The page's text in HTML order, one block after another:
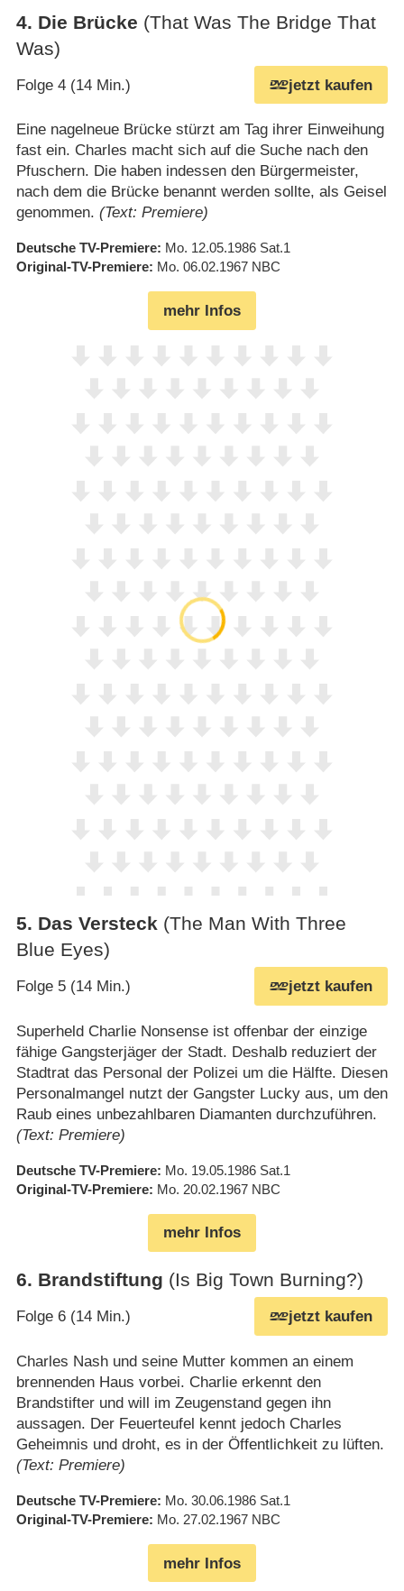
4. Die Brücke (That Was The Bridge That
Was)
Folge 4 (14 Min.) jetzt kaufen
Eine nagelneue Brücke stürzt am Tag ihrer Einweihung
fast ein. Charles macht sich auf die Suche nach den
Pfuschern. Die haben indessen den Bürgermeister,
nach dem die Brücke benannt werden sollte, als Geisel
genommen. (Text: Premiere)
Deutsche TV-Premiere Mo. 12.05.1986 Sat.1
Original-TV-Premiere Mo. 06.02.1967 NBC
mehr Infos
5. Das Versteck (The Man With Three
Blue Eyes)
Folge 5 (14 Min.) jetzt kaufen
Superheld Charlie Nonsense ist offenbar der einzige
fähige Gangsterjäger der Stadt. Deshalb reduziert der
Stadtrat das Personal der Polizei um die Hälfte. Diesen
Personalmangel nutzt der Gangster Lucky aus, um den
Raub eines unbezahlbaren Diamanten durchzuführen.
(Text: Premiere)
Deutsche TV-Premiere Mo. 19.05.1986 Sat.1
Original-TV-Premiere Mo. 20.02.1967 NBC
mehr Infos
6. Brandstiftung (Is Big Town Burning?)
Folge 6 (14 Min.) jetzt kaufen
Charles Nash und seine Mutter kommen an einem
brennenden Haus vorbei. Charlie erkennt den
Brandstifter und will im Zeugenstand gegen ihn
aussagen. Der Feuerteufel kennt jedoch Charles
Geheimnis und droht, es in der Öffentlichkeit zu lüften.
(Text: Premiere)
Deutsche TV-Premiere Mo. 30.06.1986 Sat.1
Original-TV-Premiere Mo. 27.02.1967 NBC
mehr Infos